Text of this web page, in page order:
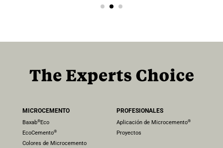
MICROCEMENTO
Baxab®Eco
EcoCemento®
Colores de Microcemento
PROFESIONALES
Aplicación de Microcemento®
Proyectos